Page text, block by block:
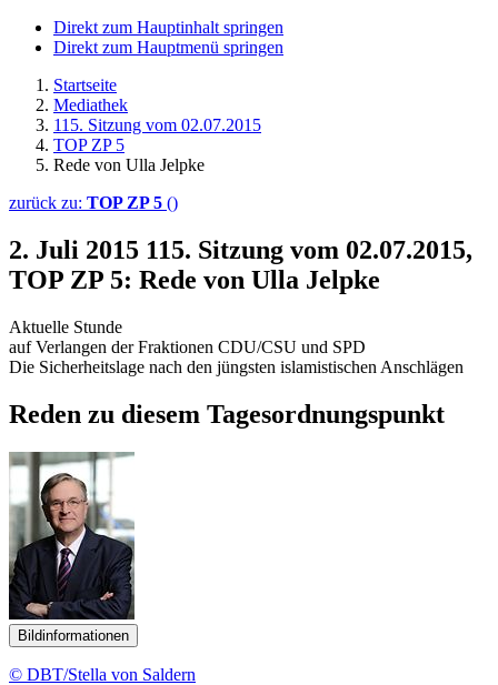
Direkt zum Hauptinhalt springen
Direkt zum Hauptmenü springen
Startseite
Mediathek
115. Sitzung vom 02.07.2015
TOP ZP 5
Rede von Ulla Jelpke
zurück zu: TOP ZP 5 ()
2. Juli 2015 115. Sitzung vom 02.07.2015,
TOP ZP 5: Rede von Ulla Jelpke
Aktuelle Stunde
auf Verlangen der Fraktionen CDU/CSU und SPD
Die Sicherheitslage nach den jüngsten islamistischen Anschlägen
Reden zu diesem Tagesordnungspunkt
Bildinformationen
© DBT/Stella von Saldern